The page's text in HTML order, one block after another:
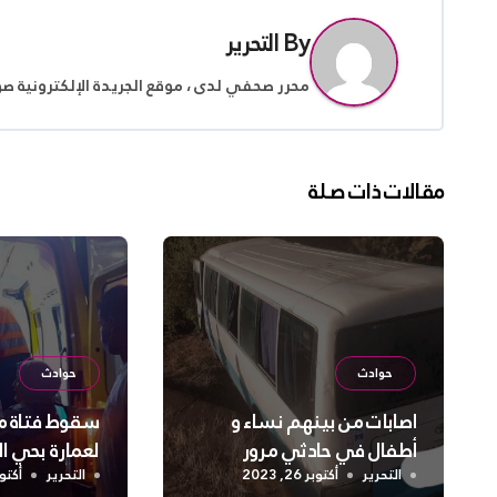
Byالتحرير
محرر صحفي لدى ، موقع الجريدة
مقالات ذات صلة
حوادث
اصابات من بينهم نساء و
أطفال في حادثي مرور
بالشلف
التحرير أكتوبر 26, 2023
حوادث
سقوط فتاة
لعمارة
التحرير أكتوبر